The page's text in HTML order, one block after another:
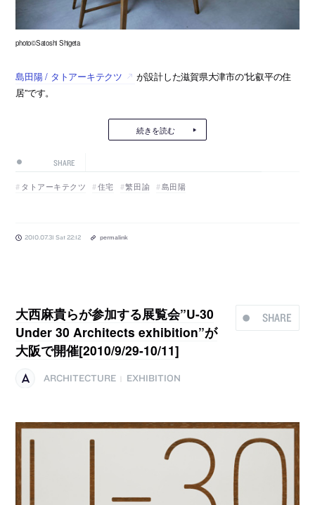
photo©Satoshi Shigeta
島田陽 / タトアーキテクツ
が設計した滋賀県大津市の”比叡平の住
居”です。
続きを読む
SHARE
タトアーキテクツ 住宅 繁田諭 島田陽
2010.07.31 Sat 22:12 permalink
SHARE
大西麻貴らが参加する展覧会”U-30
Under 30 Architects exhibition”が
大阪で開催[2010/9/29-10/11]
ARCHITECTURE EXHIBITION